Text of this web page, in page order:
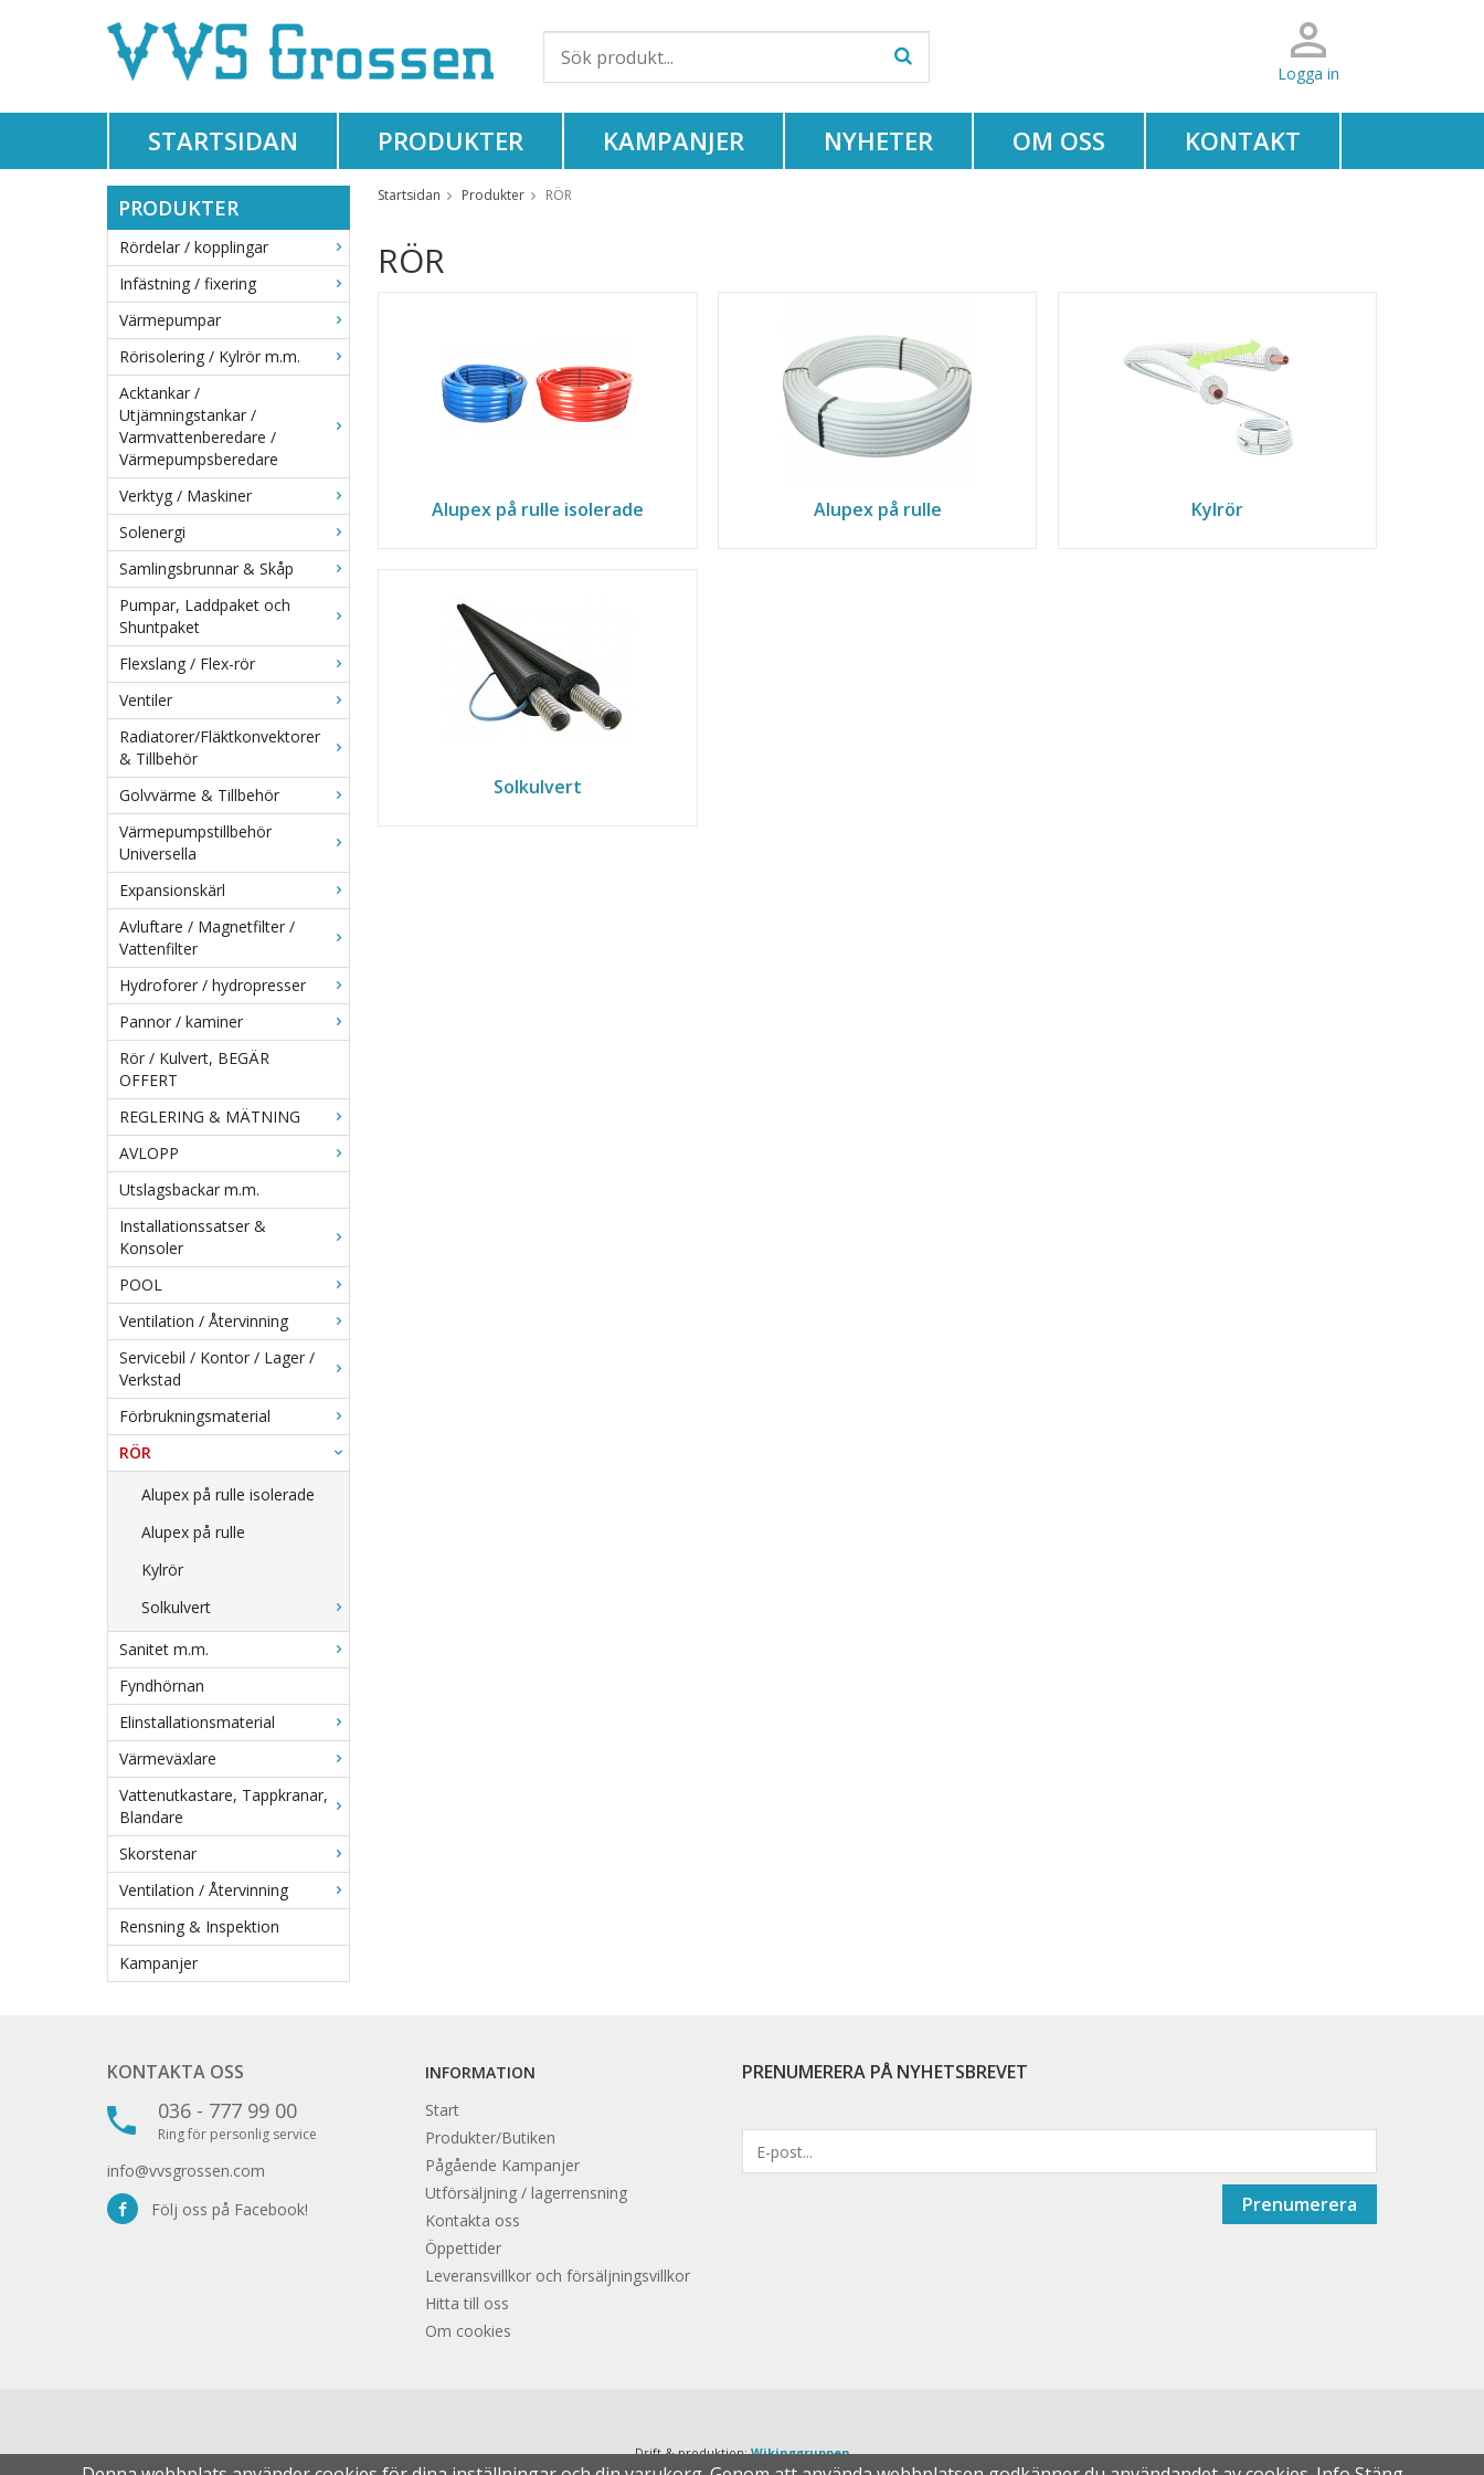
Logga in
STARTSIDAN PRODUKTER KAMPANJER NYHETER OM OSS KONTAKT
PRODUKTER
Rördelar / kopplingar
Infästning / fixering
Värmepumpar
Rörisolering / Kylrör m.m.
Acktankar /
Utjämningstankar /
Varmvattenberedare /
Värmepumpsberedare
Verktyg / Maskiner
Solenergi
Samlingsbrunnar & Skåp
Pumpar, Laddpaket och
Shuntpaket
Flexslang / Flex-rör
Ventiler
Radiatorer/Fläktkonvektorer
& Tillbehör
Golvvärme & Tillbehör
Värmepumpstillbehör
Universella
Expansionskärl
Avluftare / Magnetfilter /
Vattenfilter
Hydroforer / hydropresser
Pannor / kaminer
Rör / Kulvert, BEGÄR
OFFERT
REGLERING & MÄTNING
AVLOPP
Utslagsbackar m.m.
Installationssatser &
Konsoler
POOL
Ventilation / Återvinning
Servicebil / Kontor / Lager /
Verkstad
Förbrukningsmaterial
RÖR
Alupex på rulle isolerade
Alupex på rulle
Kylrör
Solkulvert
Sanitet m.m.
Fyndhörnan
Elinstallationsmaterial
Värmeväxlare
Vattenutkastare, Tappkranar,
Blandare
Skorstenar
Ventilation / Återvinning
Rensning & Inspektion
Kampanjer
Startsidan Produkter RÖR
RÖR
Alupex på rulle isolerade Alupex på rulle Kylrör
Solkulvert
KONTAKTA OSS
036 - 777 99 00
Ring för personlig service
info@vvsgrossen.com
Följ oss på Facebook!
INFORMATION
Start
Produkter/Butiken
Pågående Kampanjer
Utförsäljning / lagerrensning
Kontakta oss
Öppettider
Leveransvillkor och försäljningsvillkor
Hitta till oss
Om cookies
PRENUMERERA PÅ NYHETSBREVET
Prenumerera
Drift & produktion:Wikinggruppen